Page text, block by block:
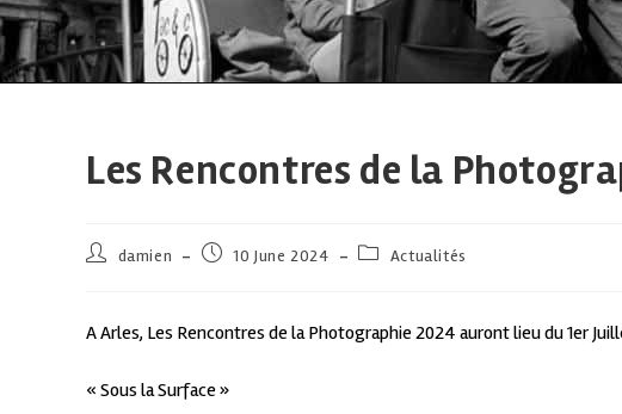
Les Rencontres de la
damien 10 June 2024 Actualités
A Arles, Les Rencontres de la Photographie 2024 auront lieu du 1er
« Sous la Surface »